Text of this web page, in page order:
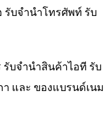
รับจำนำโทรศัพท์ รับ
บจำนำสินค้าไอที รับ
และ ของแบรนด์เนม